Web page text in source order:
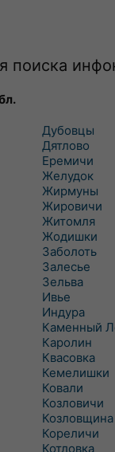
поиска
Дубовцы
Дятлово
Еремичи
Желудок
Жирмуны
Жировичи
Житомля
Жодишки
Заболоть
Залесье
Зельва
Ивье
Индура
Каменный
Каролин
Квасовка
Кемелишки
Ковали
Козловичи
Козловщина
Кореличи
Котловка